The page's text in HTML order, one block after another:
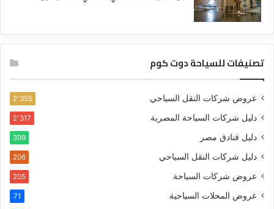
تصنيفات للسياحة دوت كوم
عروض شركات النقل السياحي 2٬355
دليل شركات السياحة المصرية 2٬317
دليل فنادق مصر 399
دليل شركات النقل السياحي 206
عروض شركات السياحة 205
عروض المحلات السياحية 71